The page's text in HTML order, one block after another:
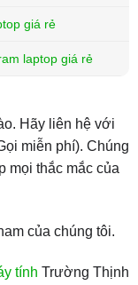
giá rẻ
laptop giá rẻ
Hãy liên hệ với
miễn phí). Chúng
mọi thắc mắc của
của chúng tôi.
tính Trường Thịnh